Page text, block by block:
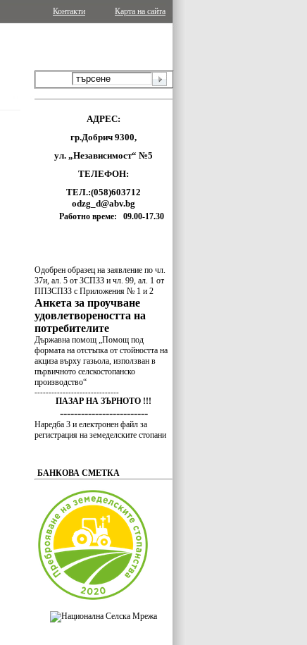
Карта на сайта
Контакти
АДРЕС:
гр.Добрич 9300,
ул. „Независимост“ №5
ТЕЛЕФОН:
ТЕЛ.:(058)603712
odzg_d@abv.bg
Работно време: 09.00-17.30
Одобрен образец на заявление по чл.
37и, ал. 5 от ЗСПЗЗ и чл. 99, ал. 1 от
ППЗСПЗЗ с Приложения № 1 и 2
Анкета за проучване
удовлетвореността на
потребителите
Държавна помощ „Помощ под
формата на отстъпка от стойността на
акциза върху газьола, използван в
първичното селскостопанско
производство“
------------------------------
ПАЗАР НА ЗЪРНОТО !!!
-------------------------
Наредба 3 и електронен файл за
регистрация на земеделските стопани
БАНКОВА СМЕТКА